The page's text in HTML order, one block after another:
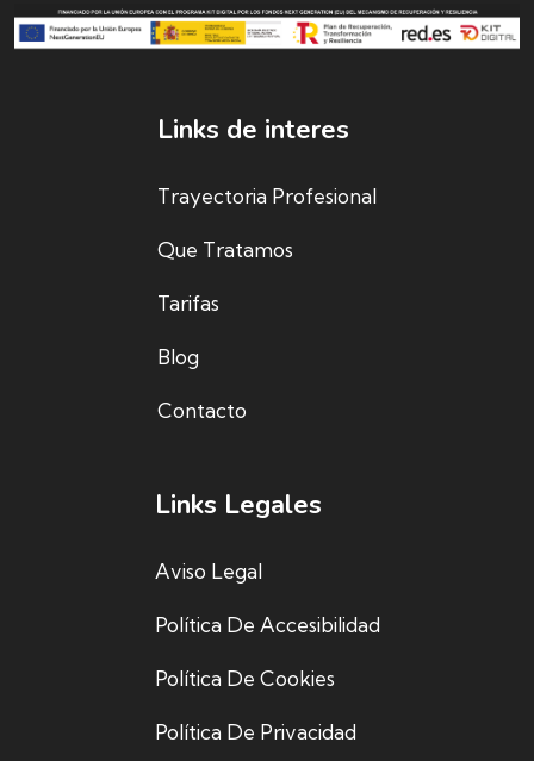
Links de interes
Trayectoria Profesional
Que Tratamos
Tarifas
Blog
Contacto
Links Legales
Aviso Legal
Política De Accesibilidad
Política De Cookies
Política De Privacidad